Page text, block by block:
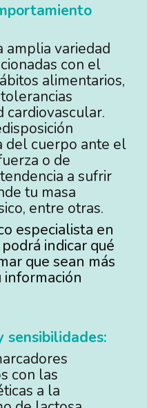
amplia variedad
con el
alimentarios,
cardiovascular.
del cuerpo ante el
o de
a sufrir
tu masa
entre otras.
especialista en
indicar qué
que sean más
información
sensibilidades:
con las
a la